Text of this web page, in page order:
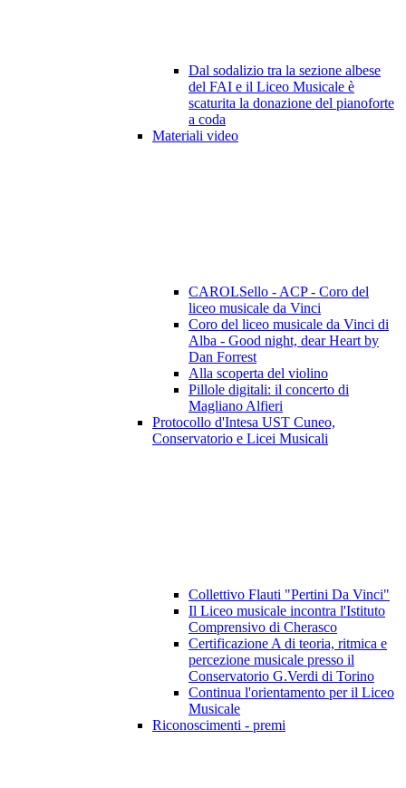
Dal sodalizio tra la sezione albese
del FAI e il Liceo Musicale è
scaturita la donazione del pianoforte
a coda
Materiali video
CAROLSello - ACP - Coro del
liceo musicale da Vinci
Coro del liceo musicale da Vinci di
Alba - Good night, dear Heart by
Dan Forrest
Alla scoperta del violino
Pillole digitali: il concerto di
Magliano Alfieri
Protocollo d'Intesa UST Cuneo,
Conservatorio e Licei Musicali
Collettivo Flauti "Pertini Da Vinci"
Il Liceo musicale incontra l'Istituto
Comprensivo di Cherasco
Certificazione A di teoria, ritmica e
percezione musicale presso il
Conservatorio G.Verdi di Torino
Continua l'orientamento per il Liceo
Musicale
Riconoscimenti - premi